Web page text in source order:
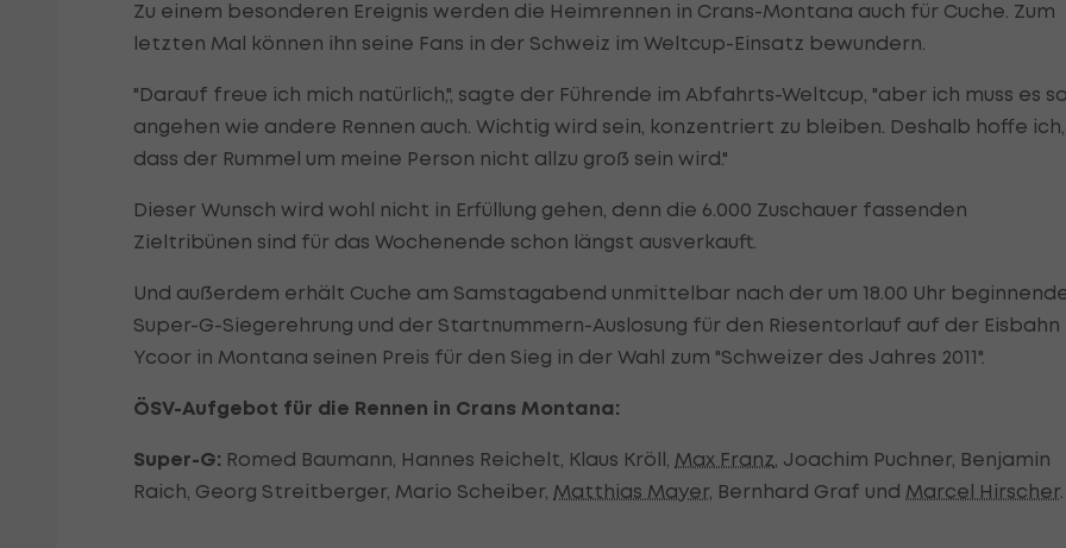
Zu einem besonderen Ereignis werden die Heimrennen in Crans-Montana auch für Cuche. Zum
letzten Mal können ihn seine Fans in der Schweiz im Weltcup-Einsatz bewundern.
"Darauf freue ich mich natürlich,", sagte der Führende im Abfahrts-Weltcup, "aber ich muss es
angehen wie andere Rennen auch. Wichtig wird sein, konzentriert zu bleiben. Deshalb hoffe ich,
dass der Rummel um meine Person nicht allzu groß sein wird."
Dieser Wunsch wird wohl nicht in Erfüllung gehen, denn die 6.000 Zuschauer fassenden
Zieltribünen sind für das Wochenende schon längst ausverkauft.
Und außerdem erhält Cuche am Samstagabend unmittelbar nach der um 18.00 Uhr
Super-G-Siegerehrung und der Startnummern-Auslosung für den Riesentorlauf auf der Eisbahn
Ycoor in Montana seinen Preis für den Sieg in der Wahl zum "Schweizer des Jahres 2011".
ÖSV-Aufgebot für die Rennen in Crans Montana:
Super-G: Romed Baumann, Hannes Reichelt, Klaus Kröll, Max Franz, Joachim Puchner, Benjamin
Raich, Georg Streitberger, Mario Scheiber, Matthias Mayer, Bernhard Graf und Marcel Hirscher.